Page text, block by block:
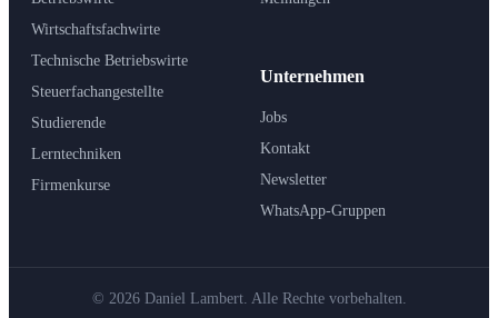
Wirtschaftsfachwirte
Technische Betriebswirte
Steuerfachangestellte
Studierende
Lerntechniken
Firmenkurse
Unternehmen
Jobs
Kontakt
Newsletter
WhatsApp-Gruppen
© 2026 Daniel Lambert. Alle Rechte vorbehalten.